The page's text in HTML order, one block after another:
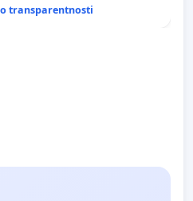
transparentnosti